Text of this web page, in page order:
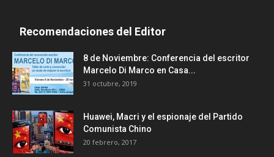
Recomendaciones del Editor
8 de Noviembre: Conferencia del escritor
Marcelo Di Marco en Casa...
31 octubre, 2019
Huawei, Macri y el espionaje del Partido
Comunista Chino
20 febrero, 2017